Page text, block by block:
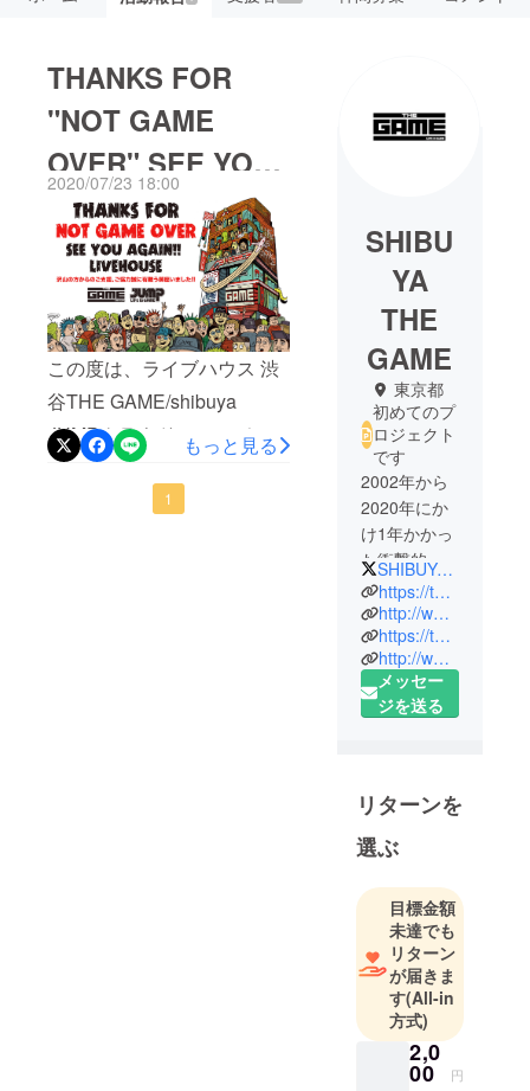
THANKS FOR
"NOT GAME
OVER" SEE YOU
AGAIN
LIVEHOUSE
2020/07/23 18:00
この度は、ライブハウス 渋
谷THE GAME/shibuya
JUMPクラウドファンディン
グ“NOT GAME OVER”にご
支援、ご協力をいただき誠
もっと見る
1
SHIBU
YA
THE
GAME
東京都
初めてのプ
ロジェクト
です
2002年から
2020年にか
け1年かかっ
た衝撃的な
移転劇な
ど、紆余曲
折ありなが
らもライブ
歴史を積み
重ね、沢山
年2020年で
ライブハウ
ス渋谷THE
周年を迎え
る。
SHIBUYATHEGAME
https://twitter.com/SHIBUYATHEGAME
http://www.shibuyathegame.com
https://twitter.com/shibuyajump
http://www.shibuyajump.com
メッセー
ジを送る
リターンを
選ぶ
目標金額
未達でも
リターン
が届きま
す(All-in
方式)
2,0
00 円